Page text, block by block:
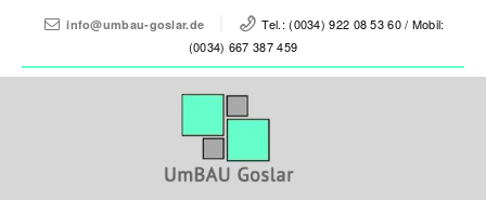
info@umbau-goslar.de
Tel.: (0034) 922 08 53 60 / Mobil:
(0034) 667 387 459